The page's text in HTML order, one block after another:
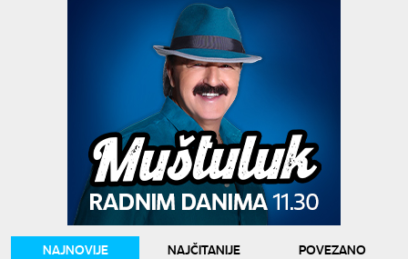
NAJNOVIJE NAJČITANIJE
POVEZANO